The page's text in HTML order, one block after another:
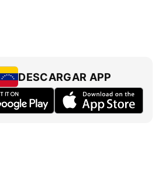
DESCARGAR APP